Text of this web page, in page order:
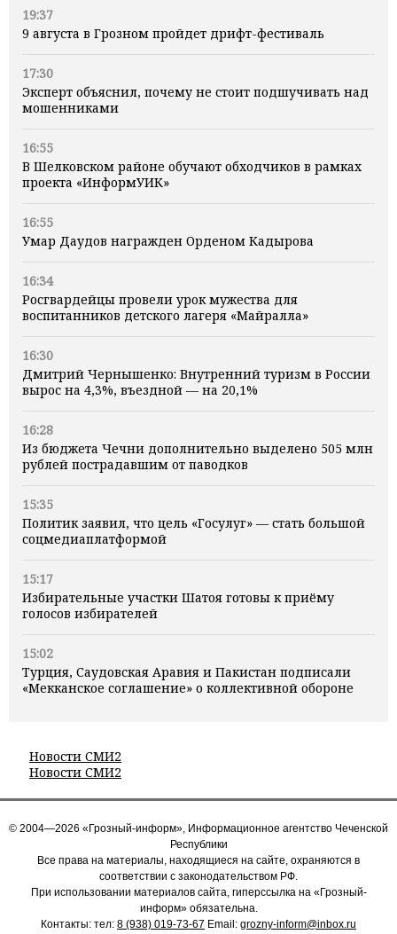
19:37
9 августа в Грозном пройдет дрифт-фестиваль
17:30
Эксперт объяснил, почему не стоит подшучивать над
мошенниками
16:55
В Шелковском районе обучают обходчиков в рамках
проекта «ИнформУИК»
16:55
Умар Даудов награжден Орденом Кадырова
16:34
Росгвардейцы провели урок мужества для
воспитанников детского лагеря «Майралла»
16:30
Дмитрий Чернышенко: Внутренний туризм в России
вырос на 4,3%, въездной — на 20,1%
16:28
Из бюджета Чечни дополнительно выделено 505 млн
рублей пострадавшим от паводков
15:35
Политик заявил, что цель «Госулуг» — стать большой
соцмедиаплатформой
15:17
Избирательные участки Шатоя готовы к приёму
голосов избирателей
15:02
Турция, Саудовская Аравия и Пакистан подписали
«Мекканское соглашение» о коллективной обороне
Новости СМИ2
Новости СМИ2
© 2004—2026 «Грозный-информ», Информационное агентство Чеченской
Республики
Все права на материалы, находящиеся на сайте, охраняются в
соответствии с законодательством РФ.
При использовании материалов сайта, гиперссылка на «Грозный-
информ» обязательна.
Контакты: тел: 8 (938) 019-73-67 Email: grozny-inform@inbox.ru